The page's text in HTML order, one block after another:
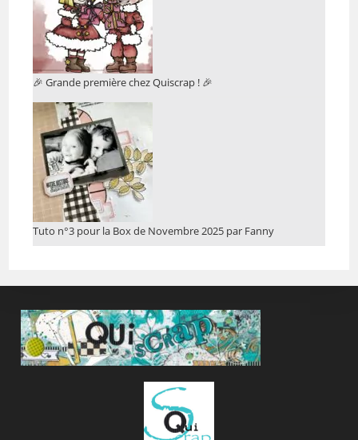
🎉 Grande première chez Quiscrap ! 🎉
Tuto n°3 pour la Box de Novembre 2025 par Fanny